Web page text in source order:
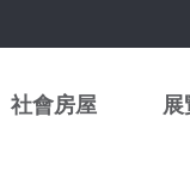
社會房屋 展